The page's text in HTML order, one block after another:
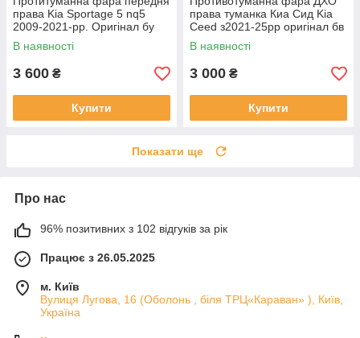
права Kia Sportage 5 nq5
2009-2021-рр. Оригінал бу
92202R2000 проклеєна
тріщина скла в непомітному
місці
В наявності
3 600 ₴
Купити
права туманка Киа Сид Kia
Ceed з2021-25рр оригінал бв
92207J7500 ціла
В наявності
3 000 ₴
Купити
Показати ще
Про нас
96% позитивних з 102 відгуків за рік
Працює з 26.05.2025
м. Київ
Вулиця Лугова, 16 (Оболонь , біля ТРЦ«Караван» ), Київ,
Україна